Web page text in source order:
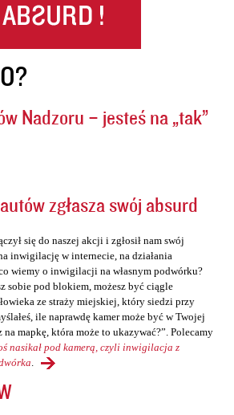
Nadzoru – jesteś na „tak”
zgłasza swój absurd
się do naszej akcji i zgłosił nam swój
inwigilację w internecie, na działania
wiemy o inwigilacji na własnym podwórku?
sobie pod blokiem, możesz być ciągle
ze straży miejskiej, który siedzi przy
ile naprawdę kamer może być w Twojej
mapkę, która może to ukazywać?”. Polecamy
nasikał pod kamerą, czyli inwigilacja z